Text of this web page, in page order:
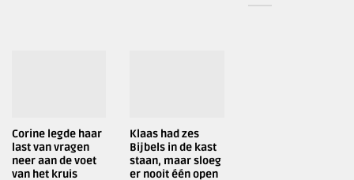
Corine legde haar
last van vragen
neer aan de voet
van het kruis
Klaas had zes
Bijbels in de kast
staan, maar sloeg
er nooit één open